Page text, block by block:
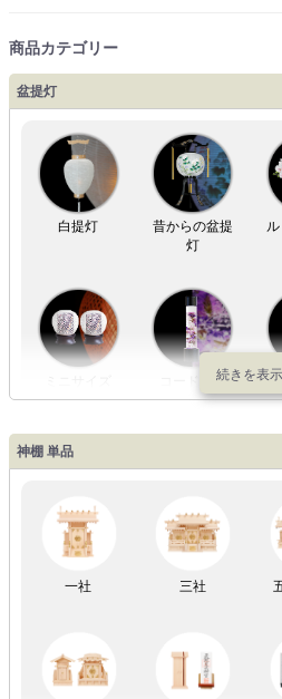
商品カテゴリー
盆提灯
白提灯
昔からの盆提
灯
コードレス
LED灯 七色LED灯
初盆セット 贈るセット
神棚 単品
一社 三社